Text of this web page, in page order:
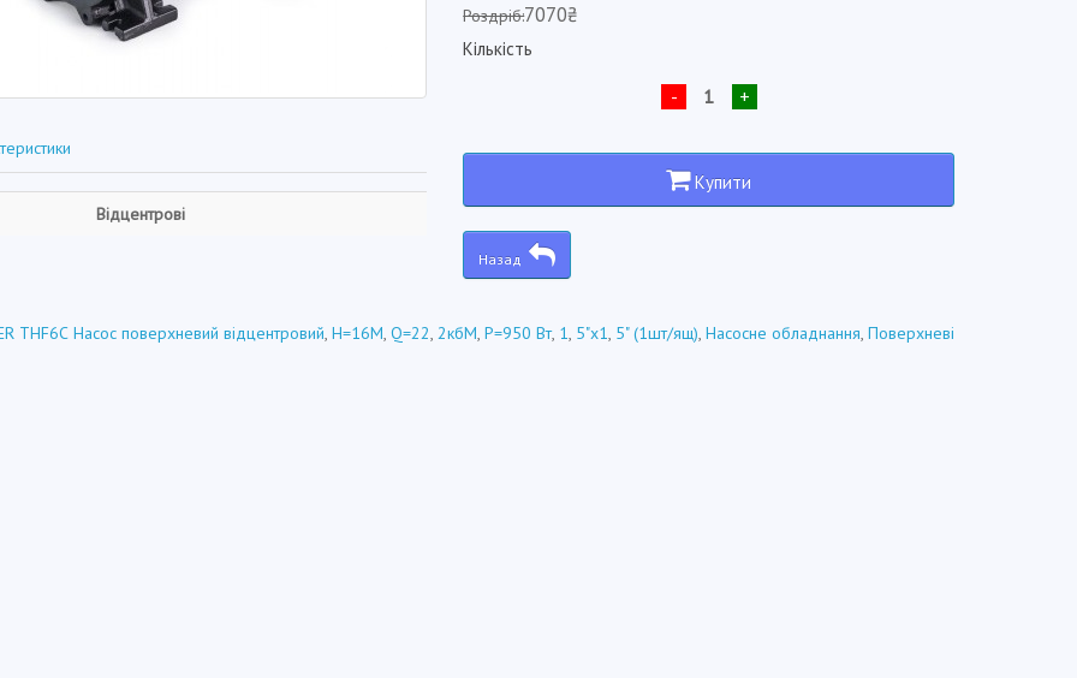
Відцентрові
Роздріб:7070₴
Кількість
- +
Купити
Назад
THF6С Насос поверхневий відцентровий, Н=16М, Q=22, 2кбМ, P=950 Вт, 1, 5"x1, 5" (1шт/ящ), Насосне обладнання, Поверхневі